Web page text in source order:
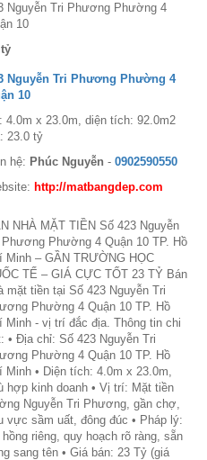
Nguyễn Tri Phương Phường 4
10
Nguyễn Tri Phương Phường 4
10
4.0m x 23.0m, diện tích: 92.0m2
23.0 tỷ
hệ: Phúc Nguyễn - 0902590550
http://matbangdep.com
NHÀ MẶT TIỀN Số 423 Nguyễn
Phường 4 Quận 10 TP. Hồ
Minh – GẦN TRƯỜNG HỌC
TẾ – GIÁ CỰC TỐT 23 TỶ Bán
mặt tiền tại Số 423 Nguyễn Tri
Phường 4 Quận 10 TP. Hồ
Minh - vị trí đắc địa. Thông tin chi
• Địa chỉ: Số 423 Nguyễn Tri
Phường 4 Quận 10 TP. Hồ
Minh • Diện tích: 4.0m x 23.0m,
hợp kinh doanh • Vị trí: Mặt tiền
Nguyễn Tri Phương, gần chợ,
vực sầm uất, đông đúc • Pháp lý:
hồng riêng, quy hoạch rõ ràng, sẵn
sang tên • Giá bán: 23 Tỷ (giá